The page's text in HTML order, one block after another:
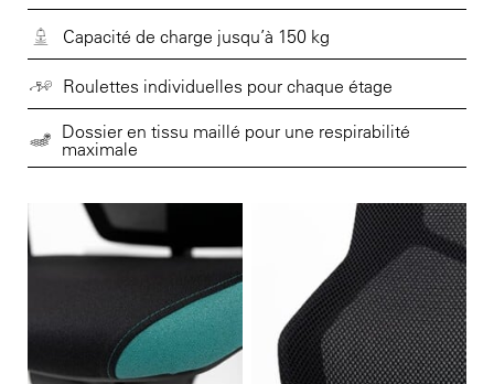
Capacité de charge jusqu’à 150 kg
Roulettes individuelles pour chaque étage
Dossier en tissu maillé pour une respirabilité
maximale